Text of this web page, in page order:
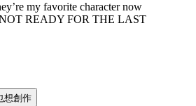
my favorite character now
READY FOR THE LAST
想創作